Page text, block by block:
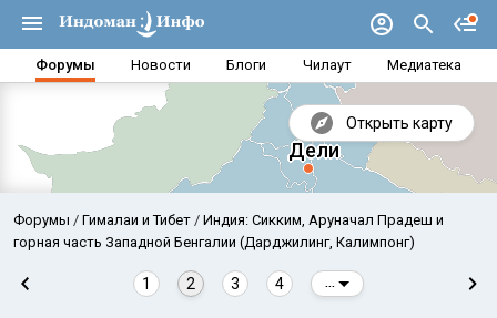
Форумы Новости Блоги Чилаут Медиатека
Открыть карту
Форумы Гималаи и Тибет
Индия: Сикким, Аруначал Прадеш и
горная часть Западной Бенгалии (Дарджилинг, Калимпонг)
1 2 3 4